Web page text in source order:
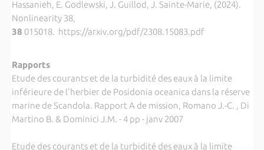
Hassanieh, E. Godlewski, J. Guillod, J. Sainte-Marie, (2024).
Nonlinearity 38,
38 015018. https://arxiv.org/pdf/2308.15083.pdf
Rapports
Etude des courants et de la turbidité des eaux à la limite
inférieure de l'herbier de Posidonia oceanica dans la réserve
marine de Scandola. Rapport A de mission, Romano J.-C. , Di
Martino B. & Dominici J.M. - 4 pp - janv 2007
Etude des courants et de la turbidité des eaux à la limite